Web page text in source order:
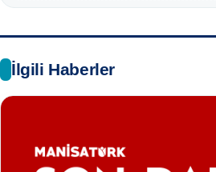
İlgili Haberler